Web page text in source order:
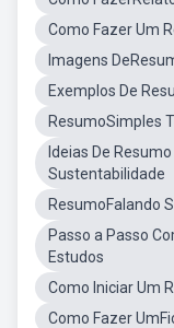
Como Fazer Um
Imagens
Exemplos De
ResumoSimples
Ideias De
Sustentabilidade
ResumoFalando
Passo a Passo
Estudos
Como Iniciar Um
Como Fazer